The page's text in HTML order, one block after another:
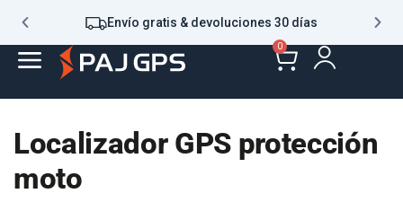
Envío gratis & devoluciones 30 días
0
Localizador GPS protección
moto